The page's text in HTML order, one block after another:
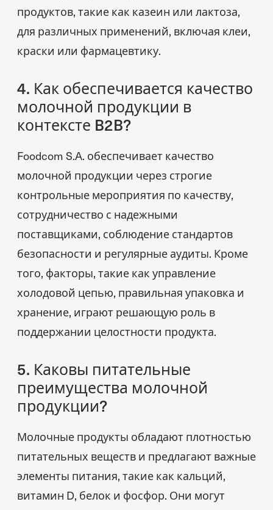
продуктов, такие как казеин или лактоза,
для различных применений, включая клеи,
краски или фармацевтику.
4. Как обеспечивается качество
молочной продукции в
контексте B2B?
Foodcom S.A. обеспечивает качество
молочной продукции через строгие
контрольные мероприятия по качеству,
сотрудничество с надежными
поставщиками, соблюдение стандартов
безопасности и регулярные аудиты. Кроме
того, факторы, такие как управление
холодовой цепью, правильная упаковка и
хранение, играют решающую роль в
поддержании целостности продукта.
5. Каковы питательные
преимущества молочной
продукции?
Молочные продукты обладают плотностью
питательных веществ и предлагают важные
элементы питания, такие как кальций,
витамин D, белок и фосфор. Они могут